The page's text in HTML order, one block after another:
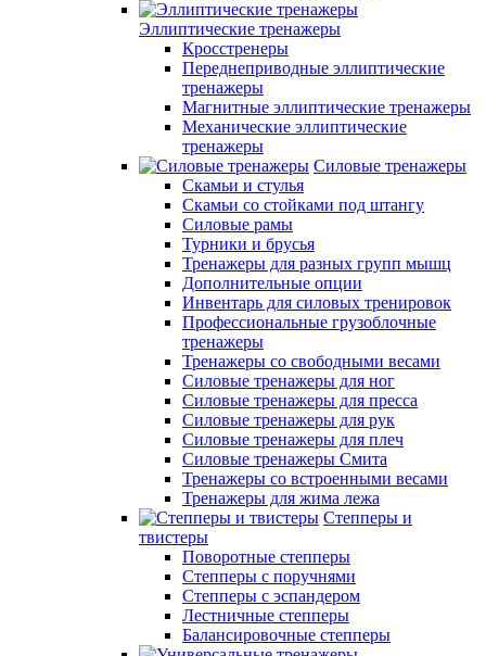
Эллиптические тренажеры
Кросстренеры
Переднеприводные эллиптические
тренажеры
Магнитные эллиптические тренажеры
Механические эллиптические
тренажеры
Силовые тренажеры
Скамьи и стулья
Скамьи со стойками под штангу
Силовые рамы
Турники и брусья
Тренажеры для разных групп мышц
Дополнительные опции
Инвентарь для силовых тренировок
Профессиональные грузоблочные
тренажеры
Тренажеры со свободными весами
Силовые тренажеры для ног
Силовые тренажеры для пресса
Силовые тренажеры для рук
Силовые тренажеры для плеч
Силовые тренажеры Смита
Тренажеры со встроенными весами
Тренажеры для жима лежа
Степперы и
твистеры
Поворотные степперы
Степперы с поручнями
Степперы с эспандером
Лестничные степперы
Балансировочные степперы